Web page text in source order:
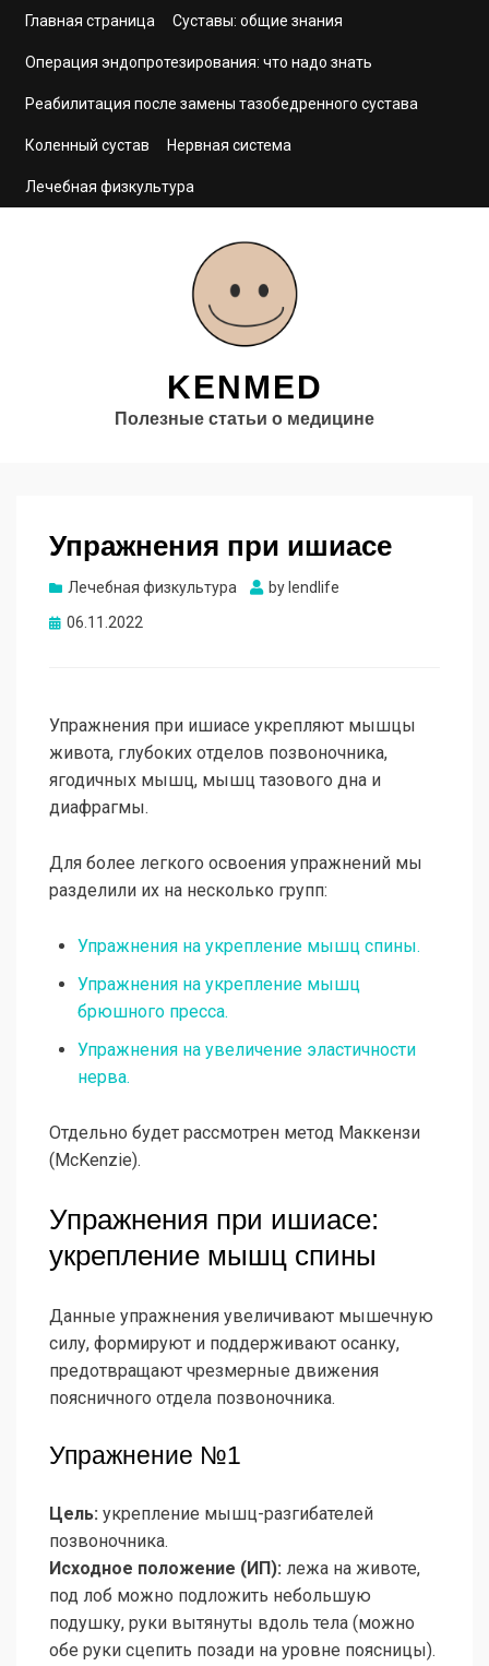
Главная страница Суставы: общие знания
Операция эндопротезирования: что надо знать
Реабилитация после замены тазобедренного сустава
Коленный сустав Нервная система
Лечебная физкультура
KENMED
Полезные статьи о медицине
Упражнения при ишиасе
Лечебная физкультура by lendlife
Опубликовано
06.11.2022
Упражнения при ишиасе укрепляют мышцы
живота, глубоких отделов позвоночника,
ягодичных мышц, мышц тазового дна и
диафрагмы.
Для более легкого освоения упражнений мы
разделили их на несколько групп:
Упражнения на укрепление мышц спины.
Упражнения на укрепление мышц
брюшного пресса.
Упражнения на увеличение эластичности
нерва.
Отдельно будет рассмотрен метод Маккензи
(McKenzie).
Упражнения при ишиасе:
укрепление мышц спины
Данные упражнения увеличивают мышечную
силу, формируют и поддерживают осанку,
предотвращают чрезмерные движения
поясничного отдела позвоночника.
Упражнение №1
Цель: укрепление мышц-разгибателей
позвоночника.
Исходное положение (ИП): лежа на животе,
под лоб можно подложить небольшую
подушку, руки вытянуты вдоль тела (можно
обе руки сцепить позади на уровне поясницы).